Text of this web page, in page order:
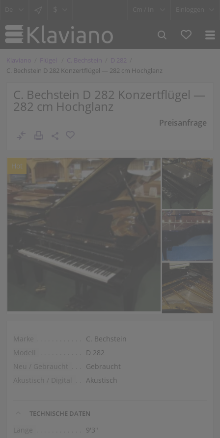
Klaviano Flügel C. Bechstein
D 282
C. Bechstein D 282 Konzertflügel — 282 cm Hochglanz
C. Bechstein D 282 Konzertflügel —
282 cm Hochglanz
Preisanfrage
Hot
Marke
C. Bechstein
Modell
D 282
Neu / Gebraucht
Gebraucht
Akustisch / Digital
Akustisch
TECHNISCHE DATEN
Länge
9′3″